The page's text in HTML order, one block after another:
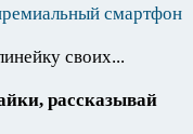
смартфон
своих...
рассказывай